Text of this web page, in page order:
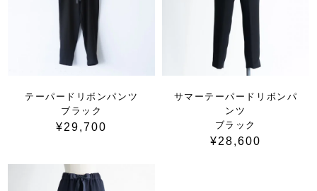
テーパードリボンパンツ
ブラック
¥29,700
サマーテーパードリボンパ
ンツ
ブラック
¥28,600